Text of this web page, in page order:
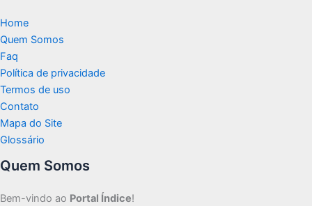
Home
Quem Somos
Faq
Política de privacidade
Termos de uso
Contato
Mapa do Site
Glossário
Quem Somos
Bem-vindo ao Portal Índice!